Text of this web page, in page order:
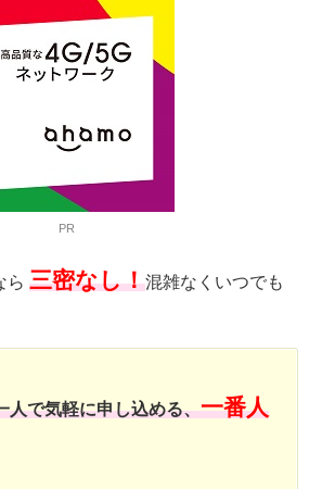
PR
ら 三密なし！混雑なくいつでも
人で気軽に申し込める、一番人